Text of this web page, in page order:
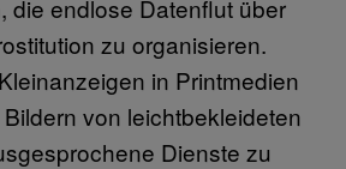
die endlose Datenflut über
zu organisieren.
in Printmedien
von leichtbekleideten
Dienste zu